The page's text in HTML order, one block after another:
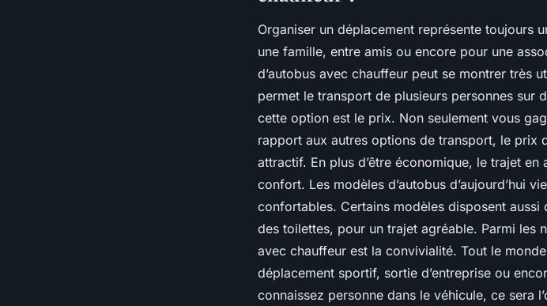
Organiser un déplacement représente toujours
une famille, entre amis ou encore pour une
d’autobus avec chauffeur peut se montrer très
permet le transport de plusieurs personnes sur
cette option est le prix. Non seulement vous
rapport aux autres options de transport, le prix
attractif. En plus d’être économique, le trajet
confort. Les modèles d’autobus d’aujourd’hui
confortables. Certains modèles disposent aussi
des toilettes, pour un trajet agréable. Parmi les
avec chauffeur est la convivialité. Tout le
déplacement sportif, sortie d’entreprise ou
connaissez personne dans le véhicule, ce sera